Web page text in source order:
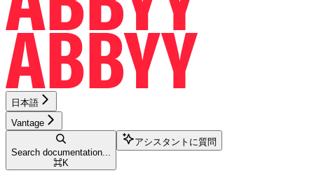
日本語
Vantage
Search documentation...
⌘K
アシスタントに質問